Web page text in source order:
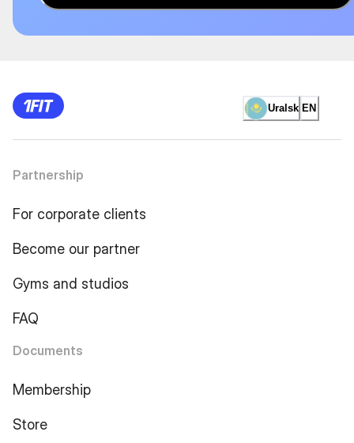
Uralsk EN
Partnership
For corporate clients
Become our partner
Gyms and studios
FAQ
Documents
Membership
Store